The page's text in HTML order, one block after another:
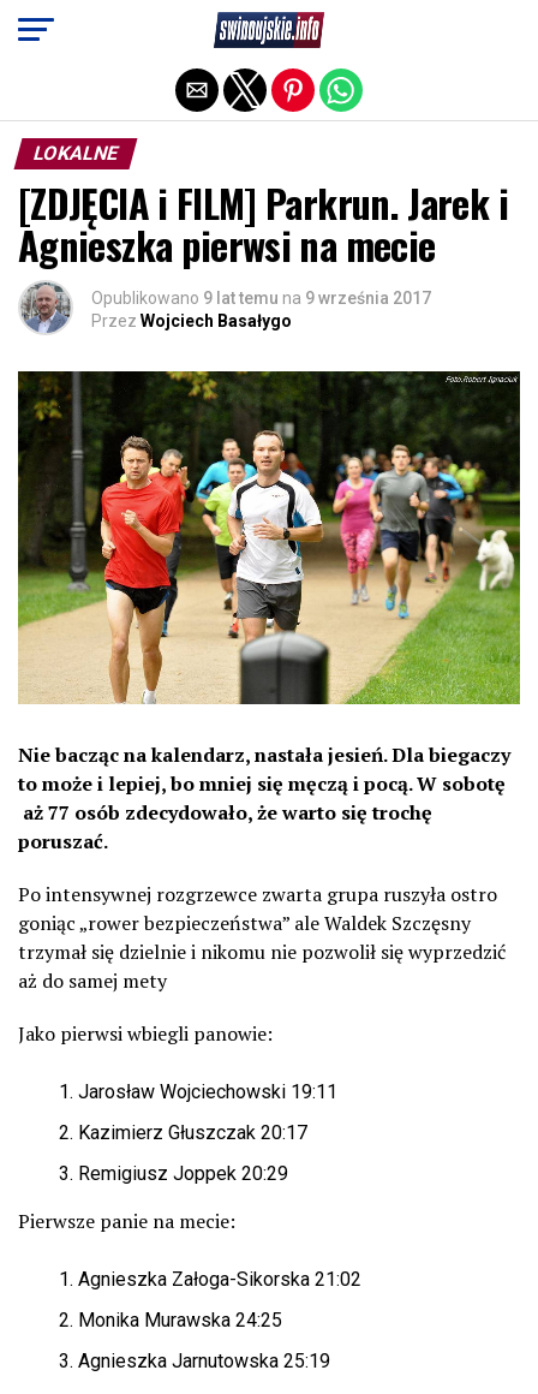
LOKALNE
[ZDJĘCIA i FILM] Parkrun. Jarek i
Agnieszka pierwsi na mecie
Opublikowano 9 lat temu na 9 września 2017
Przez Wojciech Basałygo
Nie bacząc na kalendarz, nastała jesień. Dla biegaczy
to może i lepiej, bo mniej się męczą i pocą. W sobotę
aż 77 osób zdecydowało, że warto się trochę
poruszać.
Po intensywnej rozgrzewce zwarta grupa ruszyła ostro
goniąc „rower bezpieczeństwa” ale Waldek Szczęsny
trzymał się dzielnie i nikomu nie pozwolił się wyprzedzić
aż do samej mety
Jako pierwsi wbiegli panowie:
Jarosław Wojciechowski 19:11
Kazimierz Głuszczak 20:17
Remigiusz Joppek 20:29
Pierwsze panie na mecie:
Agnieszka Załoga-Sikorska 21:02
Monika Murawska 24:25
Agnieszka Jarnutowska 25:19
Exit mobile version